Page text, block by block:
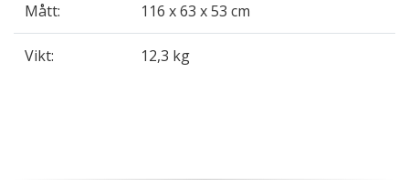
Mått: 116 x 63 x 53 cm
Vikt: 12,3 kg